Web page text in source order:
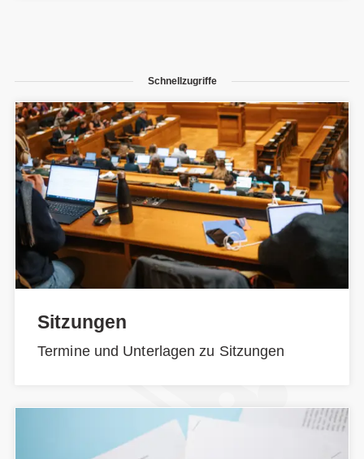
Schnellzugriffe
Sitzungen
Termine und Unterlagen zu Sitzungen